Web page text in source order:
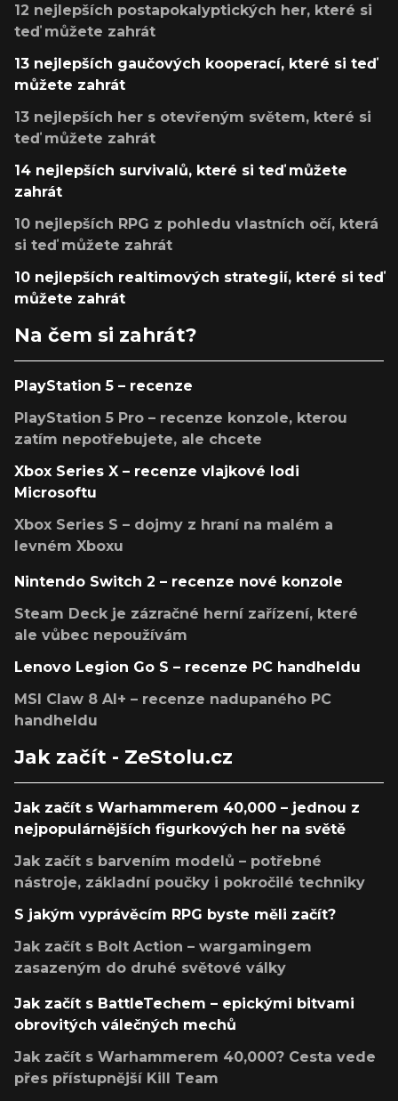
12 nejlepších postapokalyptických her, které si
teď můžete zahrát
13 nejlepších gaučových kooperací, které si teď
můžete zahrát
13 nejlepších her s otevřeným světem, které si
teď můžete zahrát
14 nejlepších survivalů, které si teď můžete
zahrát
10 nejlepších RPG z pohledu vlastních očí, která
si teď můžete zahrát
10 nejlepších realtimových strategií, které si teď
můžete zahrát
Na čem si zahrát?
PlayStation 5 – recenze
PlayStation 5 Pro – recenze konzole, kterou
zatím nepotřebujete, ale chcete
Xbox Series X – recenze vlajkové lodi
Microsoftu
Xbox Series S – dojmy z hraní na malém a
levném Xboxu
Nintendo Switch 2 – recenze nové konzole
Steam Deck je zázračné herní zařízení, které
ale vůbec nepoužívám
Lenovo Legion Go S – recenze PC handheldu
MSI Claw 8 AI+ – recenze nadupaného PC
handheldu
Jak začít - ZeStolu.cz
Jak začít s Warhammerem 40,000 – jednou z
nejpopulárnějších figurkových her na světě
Jak začít s barvením modelů – potřebné
nástroje, základní poučky i pokročilé techniky
S jakým vyprávěcím RPG byste měli začít?
Jak začít s Bolt Action – wargamingem
zasazeným do druhé světové války
Jak začít s BattleTechem – epickými bitvami
obrovitých válečných mechů
Jak začít s Warhammerem 40,000? Cesta vede
přes přístupnější Kill Team